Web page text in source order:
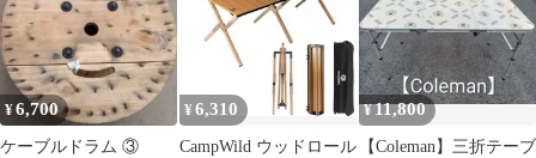
¥6,700
ケーブルドラム ③
¥ 6,310
CampWild ウッドロール
¥11,800
【Coleman】三折テーブ